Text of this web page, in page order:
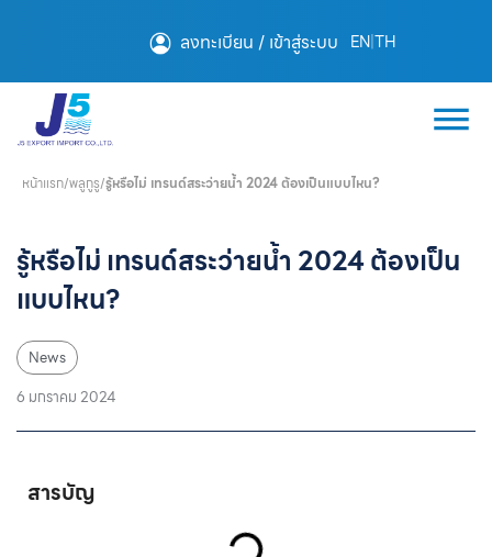
ลงทะเบียน / เข้าสู่ระบบ EN|TH
หน้าแรก/พลูกูรู/รู้หรือไม่ เทรนด์สระว่ายน้ำ 2024 ต้องเป็นแบบไหน?
รู้หรือไม่ เทรนด์สระว่ายน้ำ 2024 ต้องเป็น
แบบไหน?
News
6 มกราคม 2024
สารบัญ